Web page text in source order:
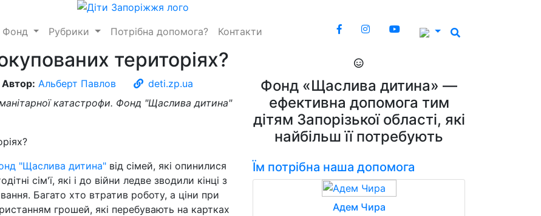
Фонд Рубрики Потрібна допомога? Контакти
територіях?
Автор: Альберт Павлов
deti.zp.ua
катастрофи. Фонд "Щаслива дитина"
"Щаслива дитина" від сімей, які опинилися
сім'ї, які і до війни ледве зводили кінці з
Багато хто втратив роботу, а ціни при
грошей, які перебувають на картках
Фонд «Щаслива дитина» —
ефективна допомога тим
дітям Запорізької області, які
найбільш її потребують
Їм потрібна наша допомога
Адем Чира